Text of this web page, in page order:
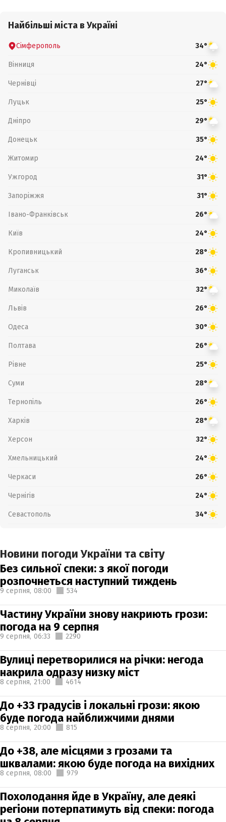
Найбільші міста в Україні
Сімферополь 34°
Вінниця 24°
Чернівці 27°
Луцьк 25°
Дніпро 29°
Донецьк 35°
Житомир 24°
Ужгород 31°
Запоріжжя 31°
Івано-Франківськ 26°
Київ 24°
Кропивницький 28°
Луганськ 36°
Миколаїв 32°
Львів 26°
Одеса 30°
Полтава 26°
Рівне 25°
Суми 28°
Тернопіль 26°
Харків 28°
Херсон 32°
Хмельницький 24°
Черкаси 26°
Чернігів 24°
Севастополь 34°
Новини погоди України та світу
Без сильної спеки: з якої погоди
розпочнеться наступний тиждень
9 серпня, 08:00 534
Частину України знову накриють грози:
погода на 9 серпня
9 серпня, 06:33 2290
Вулиці перетворилися на річки: негода
накрила одразу низку міст
8 серпня, 21:00 4614
До +33 градусів і локальні грози: якою
буде погода найближчими днями
8 серпня, 20:00 815
До +38, але місцями з грозами та
шквалами: якою буде погода на вихідних
8 серпня, 08:00 979
Похолодання йде в Україну, але деякі
регіони потерпатимуть від спеки: погода